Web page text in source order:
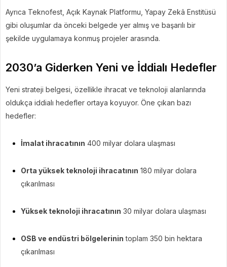
Ayrıca Teknofest, Açık Kaynak Platformu, Yapay Zekâ Enstitüsü
gibi oluşumlar da önceki belgede yer almış ve başarılı bir
şekilde uygulamaya konmuş projeler arasında.
2030’a Giderken Yeni ve İddialı Hedefler
Yeni strateji belgesi, özellikle ihracat ve teknoloji alanlarında
oldukça iddialı hedefler ortaya koyuyor. Öne çıkan bazı
hedefler:
İmalat ihracatının 400 milyar dolara ulaşması
Orta yüksek teknoloji ihracatının 180 milyar dolara
çıkarılması
Yüksek teknoloji ihracatının 30 milyar dolara ulaşması
OSB ve endüstri bölgelerinin toplam 350 bin hektara
çıkarılması